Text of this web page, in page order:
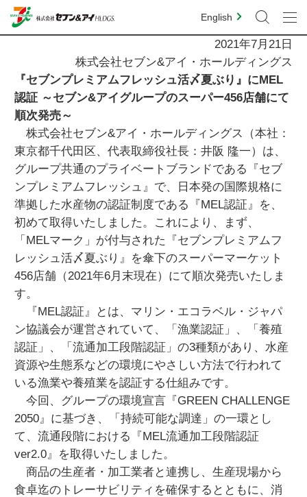
English
2021年7月21日
株式会社セブン&アイ・ホールディングス
『セブンプレミアムフレッシュ活〆夏ぶり』にMEL
認証 ～セブン&アイグループのスーパー456店舗にて
順次発売～
株式会社セブン&アイ・ホールディングス（本社：
東京都千代田区、代表取締役社長：井阪 隆一）は、
グループ共通のプライベートブランドである『セブ
ンプレミアムフレッシュ』で、日本発の国際規格に
準拠した水産物の認証制度である『MEL認証』を、
初めて取得いたしました。これにより、まず、
「MELマーク」が付与された『セブンプレミアムフ
レッシュ活〆夏ぶり』を傘下のスーパーマーケット
456店舗（2021年6月末現在）にて順次発売いたしま
す。
『MEL認証』とは、マリン・エコラベル・ジャパ
ン協議会が運営されていて、「漁業認証」、「養殖
認証」、「流通加工段階認証」の3種類があり、水産
資源や生態系などの環境にやさしい方法で行われて
いる漁業や養殖業を認証する仕組みです。
今回、グループの環境宣言『GREEN CHALLENGE
2050』に基づき、「持続可能な調達」の一環とし
て、流通段階における『MEL流通加工段階認証
ver2.0』を取得いたしました。
商品の生産者・加工業者と連携し、生産現場から
食卓迄のトレーサビリティを確保するとともに、消